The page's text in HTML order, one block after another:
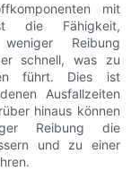
mit
die Fähigkeit,
Reibung
schnell, was zu
führt. Dies ist
Ausfallzeiten
hinaus können
Reibung die
und zu einer